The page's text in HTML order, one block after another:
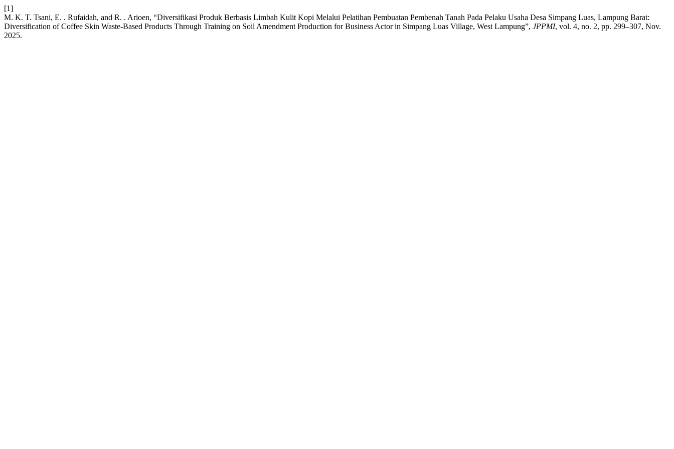
[1]
M. K. T. Tsani, E. . Rufaidah, and R. . Arioen, “Diversifikasi Produk Berbasis Limbah Kulit Kopi Melalui Pelatihan Pembuatan Pembenah Tanah Pada Pelaku Usaha Desa Simpang Luas, Lampung Barat:
Diversification of Coffee Skin Waste-Based Products Through Training on Soil Amendment Production for Business Actor in Simpang Luas Village, West Lampung”, JPPMI, vol. 4, no. 2, pp. 299–307, Nov.
2025.